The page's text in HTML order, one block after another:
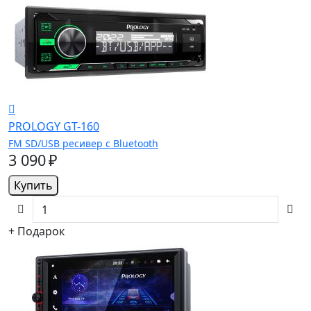
PROLOGY GT-160
FM SD/USB ресивер с Bluetooth
3 090 ₽
Купить
+ Подарок